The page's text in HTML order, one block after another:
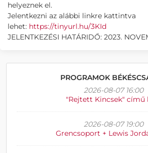
helyeznek el.
Jelentkezni az alábbi linkre kattintva
lehet: https://tinyurl.hu/3KId
JELENTKEZÉSI HATÁRIDŐ: 2023.
PROGRAMOK
2026-08-07 16:00
"Rejtett Kincsek" című
2026-08-07 19:00
Grencsoport + Lewis